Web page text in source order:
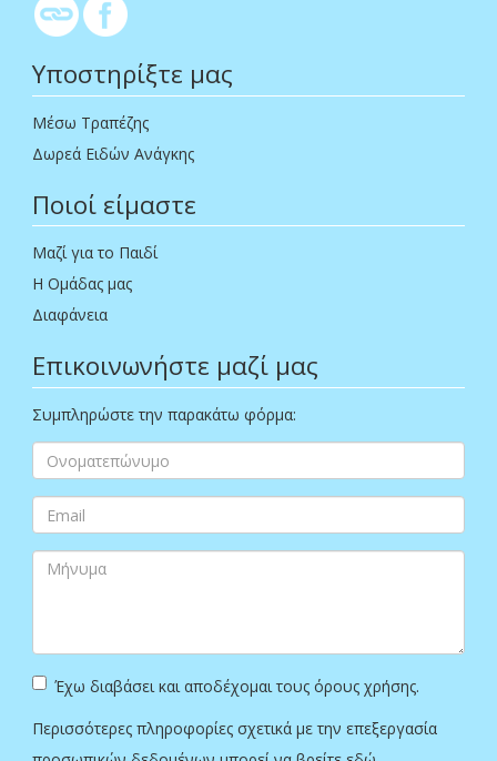
Υποστηρίξτε μας
Μέσω Τραπέζης
Δωρεά Ειδών Ανάγκης
Ποιοί είμαστε
Μαζί για το Παιδί
Η Ομάδας μας
Διαφάνεια
Επικοινωνήστε μαζί μας
Συμπληρώστε την παρακάτω φόρμα:
Έχω διαβάσει και αποδέχομαι τους όρους χρήσης.
Περισσότερες πληροφορίες σχετικά με την επεξεργασία